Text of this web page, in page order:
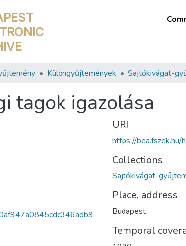
Különgyűjtemények Sajtókivágat-
tagok igazolása
URI
https://
Collections
Sajtókivágat-
Place, address
Budapest
Temporal